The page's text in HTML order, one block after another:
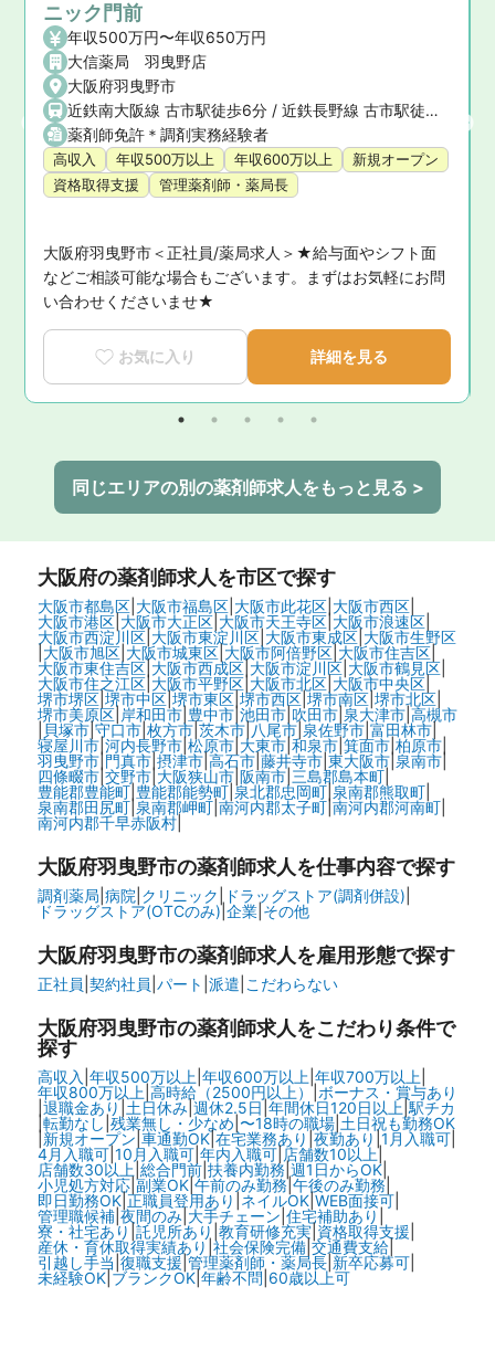
ニック門前
年収500万円〜年収650万円
大信薬局 羽曳野店
大阪府羽曳野市
近鉄南大阪線 古市駅徒歩6分 / 近鉄長野線 古市駅徒歩6分
薬剤師免許＊調剤実務経験者
高収入 年収500万以上 年収600万以上
新規オープン
資格取得支援
管理薬剤師・薬局長
大阪府羽曳野市＜正社員/薬局求人＞★給与面やシフト面
などご相談可能な場合もございます。まずはお気軽にお問
い合わせくださいませ★
お気に入り 詳細を見る
同じエリアの別の薬剤師求人をもっと見る >
大阪府の薬剤師求人を市区で探す
大阪市都島区| 大阪市福島区| 大阪市此花区| 大阪市西区|
大阪市港区| 大阪市大正区| 大阪市天王寺区|大阪市浪速区|
大阪市西淀川区| 大阪市東淀川区| 大阪市東成区| 大阪市生野区
大阪市旭区| 大阪市城東区| 大阪市阿倍野区| 大阪市住吉区|
大阪市東住吉区| 大阪市西成区| 大阪市淀川区| 大阪市鶴見区|
大阪市住之江区|大阪市平野区|大阪市北区| 大阪市中央区|
堺市堺区| 堺市中区| 堺市東区| 堺市西区| 堺市南区| 堺市北区|
堺市美原区| 岸和田市| 豊中市|池田市| 吹田市| 泉大津市| 高槻市
貝塚市| 守口市| 枚方市| 茨木市| 八尾市| 泉佐野市| 富田林市|
寝屋川市| 河内長野市| 松原市| 大東市| 和泉市| 箕面市| 柏原市|
羽曳野市|門真市| 摂津市| 高石市| 藤井寺市| 東大阪市|泉南市|
四條畷市|交野市|大阪狭山市| 阪南市| 三島郡島本町|
豊能郡豊能町| 豊能郡能勢町| 泉北郡忠岡町| 泉南郡熊取町|
泉南郡田尻町|泉南郡岬町| 南河内郡太子町|南河内郡河南町|
南河内郡千早赤阪村|
大阪府羽曳野市の薬剤師求人を仕事内容で探す
調剤薬局 病院 クリニック ドラッグストア(調剤併設)
ドラッグストア(OTCのみ)| 企業| その他
大阪府羽曳野市の薬剤師求人を雇用形態で探す
正社員 契約社員 パート 派遣 こだわらない
大阪府羽曳野市の薬剤師求人をこだわり条件で
探す
高収入 年収500万以上 年収600万以上 年収700万以上
年収800万以上 高時給（2500円以上）| ボーナス・賞与あり
退職金あり 土日休み| 週休2.5日 年間休日120日以上 駅チカ
|転勤なし 残業無し・少なめ 〜18時の職場| 土日祝も勤務OK
|新規オープン 車通勤OK|在宅業務あり 夜勤あり 1月入職可|
4月入職可| 10月入職可| 年内入職可| 店舗数10以上|
店舗数30以上 総合門前| 扶養内勤務 週1日からOK|
小児処方対応| 副業OK| 午前のみ勤務| 午後のみ勤務|
即日勤務OK| 正職員登用あり ネイルOK| WEB面接可|
管理職候補| 夜間のみ| 大手チェーン 住宅補助あり
寮・社宅あり 託児所あり 教育研修充実| 資格取得支援
産休・育休取得実績あり 社会保険完備| 交通費支給|
引越し手当 復職支援 |管理薬剤師・薬局長| 新卒応募可|
未経験OK| ブランクOK| 年齢不問 60歳以上可